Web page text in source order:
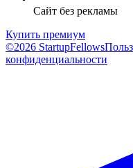
Сайт без рекламы
Купить премиум
©2026 StartupFellows
конфиденциальности